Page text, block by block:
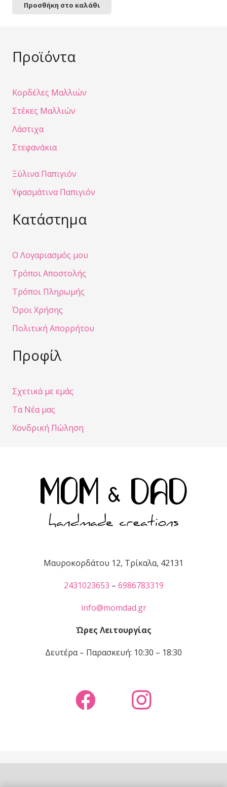
Προσθήκη στο καλάθι
Προϊόντα
Κορδέλες Μαλλιών
Στέκες Μαλλιών
Λάστιχα
Στεφανάκια
Ξύλινα Παπιγιόν
Υφασμάτινα Παπιγιόν
Κατάστημα
Ο Λογαριασμός μου
Τρόποι Αποστολής
Τρόποι Πληρωμής
Όροι Χρήσης
Πολιτική Απορρήτου
Προφίλ
Σχετικά με εμάς
Τα Νέα μας
Χονδρική Πώληση
Μαυροκορδάτου 12, Τρίκαλα, 42131
2431023653 – 6986783319
info@momdad.gr
Ώρες Λειτουργίας
Δευτέρα – Παρασκευή: 10:30 – 18:30